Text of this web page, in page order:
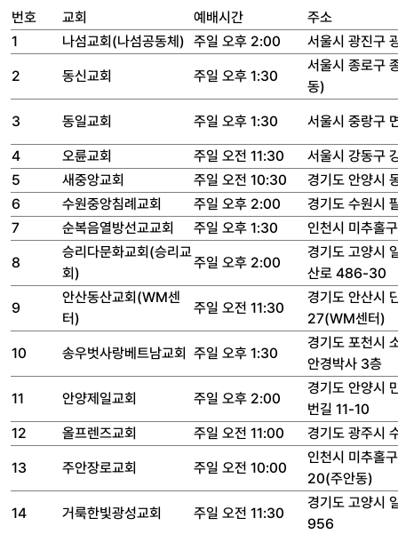
번호 교회 예배시간
주소
1
나섬교회(나섬공동체) 주일 오후 2:00 서울시 광진구
2 동신교회 주일 오후 1:30
서울시 종로구
동)
3 동일교회 주일 오후 1:30 서울시 중랑구
4 오륜교회 주일 오전 11:30
서울시 강동구
5
새중앙교회 주일 오전 10:30
경기도 안양시
6
수원중앙침례교회 주일 오후 2:00
경기도 수원시
7
순복음열방선교교회 주일 오후 1:30 인천시 미추홀
8
승리다문화교회(승리교
회)
주일 오후 2:00
경기도 고양시
산로 486-30
9
안산동산교회(WM센
터)
주일 오전 11:30
경기도 안산시
27(WM센터)
10 송우벗사랑베트남교회 주일 오후 1:30
경기도 포천시
안경박사 3층
11 안양제일교회 주일 오후 2:00
경기도 안양시
번길 11-10
12
올프렌즈교회 주일 오전 11:00 경기도 광주시
13 주안장로교회 주일 오전 10:00
인천시 미추홀
20(주안동)
14 거룩한빛광성교회 주일 오전 11:30
경기도 고양시
956